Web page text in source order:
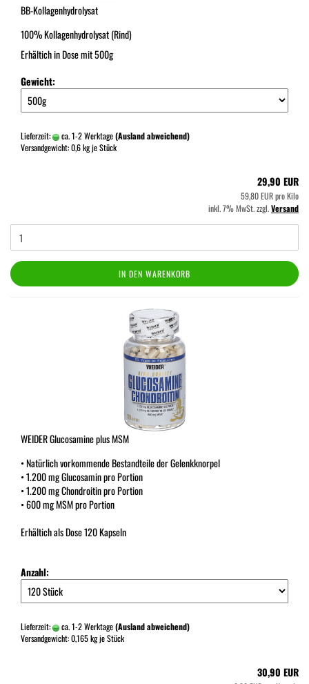
BB-Kollagenhydrolysat
100% Kollagenhydrolysat (Rind)
Erhältich in Dose mit 500g
Gewicht:
Lieferzeit: ca. 1-2 Werktage(Ausland abweichend)
Versandgewicht:0,6kg je Stück
29,90 EUR
59,80 EUR pro Kilo
inkl. 7% MwSt. zzgl.Versand
IN DEN WARENKORB
WEIDER Glucosamine plus MSM
• Natürlich vorkommende Bestandteile der Gelenkknorpel
• 1.200 mg Glucosamin pro Portion
• 1.200 mg Chondroitin pro Portion
• 600 mg MSM pro Portion
Erhältich als Dose 120 Kapseln
Anzahl:
Lieferzeit: ca. 1-2 Werktage(Ausland abweichend)
Versandgewicht:0,165kg je Stück
30,90 EUR